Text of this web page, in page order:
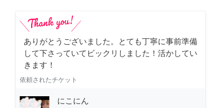
ありがとうございました。とても丁寧に事前準備
して下さっていてビックリしました！活かしてい
きます！
依頼されたチケット
にこにん